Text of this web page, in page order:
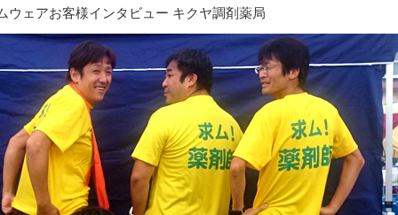
ウェアお客様インタビュー キクヤ調剤薬局